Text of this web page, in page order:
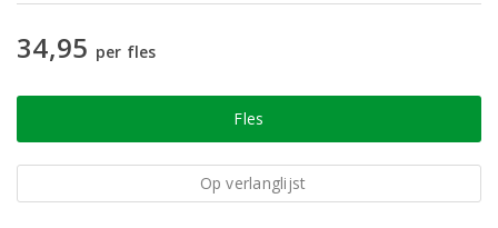
34,95 per fles
Fles
Op verlanglijst